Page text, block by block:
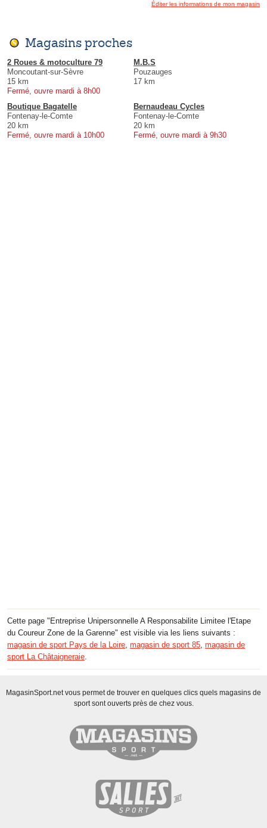
Éditer les informations de mon magasin
Magasins proches
2 Roues & motoculture 79
Moncoutant-sur-Sèvre
15 km
Fermé, ouvre mardi à 8h00
M.B.S
Pouzauges
17 km
Boutique Bagatelle
Fontenay-le-Comte
20 km
Fermé, ouvre mardi à 10h00
Bernaudeau Cycles
Fontenay-le-Comte
20 km
Fermé, ouvre mardi à 9h30
Cette page "Entreprise Unipersonnelle A Responsabilite Limitee l'Etape
du Coureur Zone de la Garenne" est visible via les liens suivants :
magasin de sport Pays de la Loire, magasin de sport 85, magasin de
sport La Châtaigneraie.
MagasinSport.net vous permet de trouver en quelques clics quels magasins de
sport sont ouverts près de chez vous.